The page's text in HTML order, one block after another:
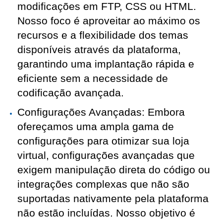
modificações em FTP, CSS ou HTML.
Nosso foco é aproveitar ao máximo os
recursos e a flexibilidade dos temas
disponíveis através da plataforma,
garantindo uma implantação rápida e
eficiente sem a necessidade de
codificação avançada.
Configurações Avançadas: Embora
ofereçamos uma ampla gama de
configurações para otimizar sua loja
virtual, configurações avançadas que
exigem manipulação direta do código ou
integrações complexas que não são
suportadas nativamente pela plataforma
não estão incluídas. Nosso objetivo é